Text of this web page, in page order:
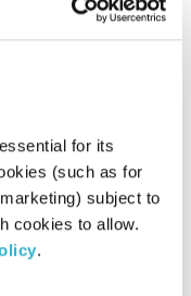
for its
(such as for
subject to
cookies to allow.
.
טיול שבת
מיכל גפן
27.07.19
02:02:07
מיכל גפן מזמינה אתכם
אודיו